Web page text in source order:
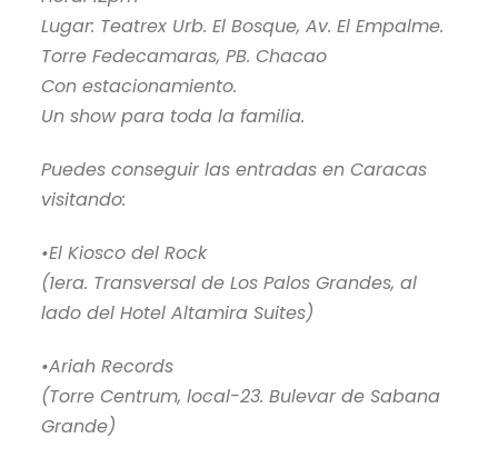
Lugar: Teatrex Urb. El Bosque, Av. El Empalme.
Torre Fedecamaras, PB. Chacao
Con estacionamiento.
Un show para toda la familia.
Puedes conseguir las entradas en Caracas
visitando:
•El Kiosco del Rock
(1era. Transversal de Los Palos Grandes, al
lado del Hotel Altamira Suites)
•Ariah Records
(Torre Centrum, local-23. Bulevar de Sabana
Grande)